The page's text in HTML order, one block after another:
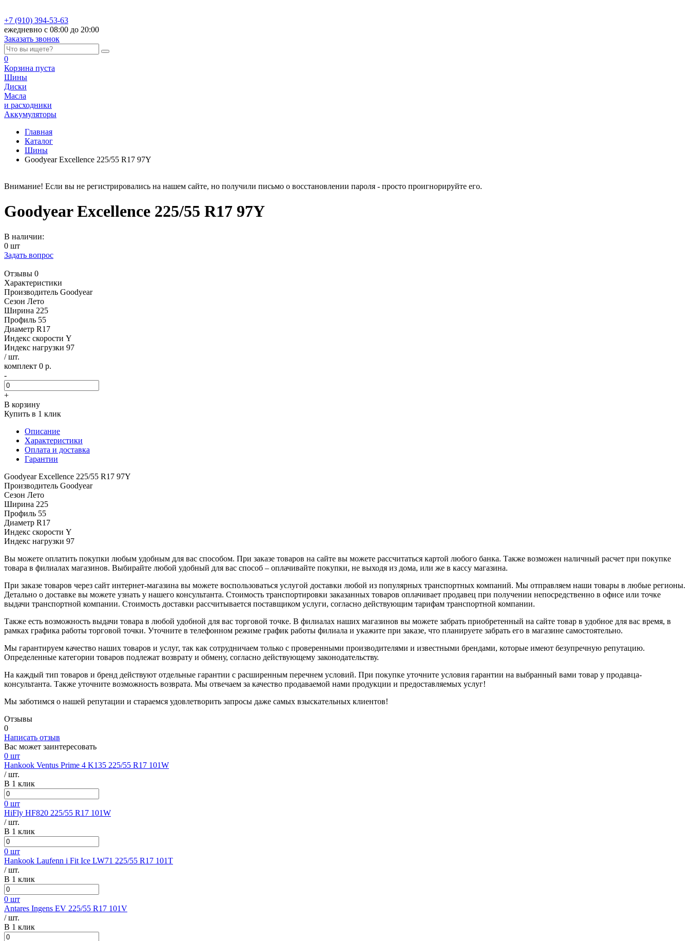
+7 (910) 394-53-63
ежедневно с 08:00 до 20:00
Заказать звонок
0
Корзина пуста
Шины
Диски
Масла
и расходники
Аккумуляторы
Главная
Каталог
Шины
Goodyear Excellence 225/55 R17 97Y
Внимание! Если вы не регистрировались на нашем сайте, но получили письмо о восстановлении пароля - просто проигнорируйте его.
Goodyear Excellence 225/55 R17 97Y
В наличии:
0 шт
Задать вопрос
Отзывы 0
Характеристики
Производитель Goodyear
Сезон Лето
Ширина 225
Профиль 55
Диаметр R17
Индекс скорости Y
Индекс нагрузки 97
/ шт.
комплект 0 р.
-
+
В корзину
Купить в 1 клик
Описание
Характеристики
Оплата и доставка
Гарантии
Goodyear Excellence 225/55 R17 97Y
Производитель Goodyear
Сезон Лето
Ширина 225
Профиль 55
Диаметр R17
Индекс скорости Y
Индекс нагрузки 97
Вы можете оплатить покупки любым удобным для вас способом. При заказе товаров на сайте вы можете рассчитаться картой любого банка. Также возможен наличный расчет при покупке
товара в филиалах магазинов. Выбирайте любой удобный для вас способ – оплачивайте покупки, не выходя из дома, или же в кассу магазина.
При заказе товаров через сайт интернет-магазина вы можете воспользоваться услугой доставки любой из популярных транспортных компаний. Мы отправляем наши товары в любые регионы.
Детально о доставке вы можете узнать у нашего консультанта. Стоимость транспортировки заказанных товаров оплачивает продавец при получении непосредственно в офисе или точке
выдачи транспортной компании. Стоимость доставки рассчитывается поставщиком услуги, согласно действующим тарифам транспортной компании.
Также есть возможность выдачи товара в любой удобной для вас торговой точке. В филиалах наших магазинов вы можете забрать приобретенный на сайте товар в удобное для вас время, в
рамках графика работы торговой точки. Уточните в телефонном режиме график работы филиала и укажите при заказе, что планируете забрать его в магазине самостоятельно.
Мы гарантируем качество наших товаров и услуг, так как сотрудничаем только с проверенными производителями и известными брендами, которые имеют безупречную репутацию.
Определенные категории товаров подлежат возврату и обмену, согласно действующему законодательству.
На каждый тип товаров и бренд действуют отдельные гарантии с расширенным перечнем условий. При покупке уточните условия гарантии на выбранный вами товар у продавца-
консультанта. Также уточните возможность возврата. Мы отвечаем за качество продаваемой нами продукции и предоставляемых услуг!
Мы заботимся о нашей репутации и стараемся удовлетворить запросы даже самых взыскательных клиентов!
Отзывы
0
Написать отзыв
Вас может заинтересовать
0 шт
Hankook Ventus Prime 4 K135 225/55 R17 101W
/ шт.
В 1 клик
0 шт
HiFly HF820 225/55 R17 101W
/ шт.
В 1 клик
0 шт
Hankook Laufenn i Fit Ice LW71 225/55 R17 101T
/ шт.
В 1 клик
0 шт
Antares Ingens EV 225/55 R17 101V
/ шт.
В 1 клик